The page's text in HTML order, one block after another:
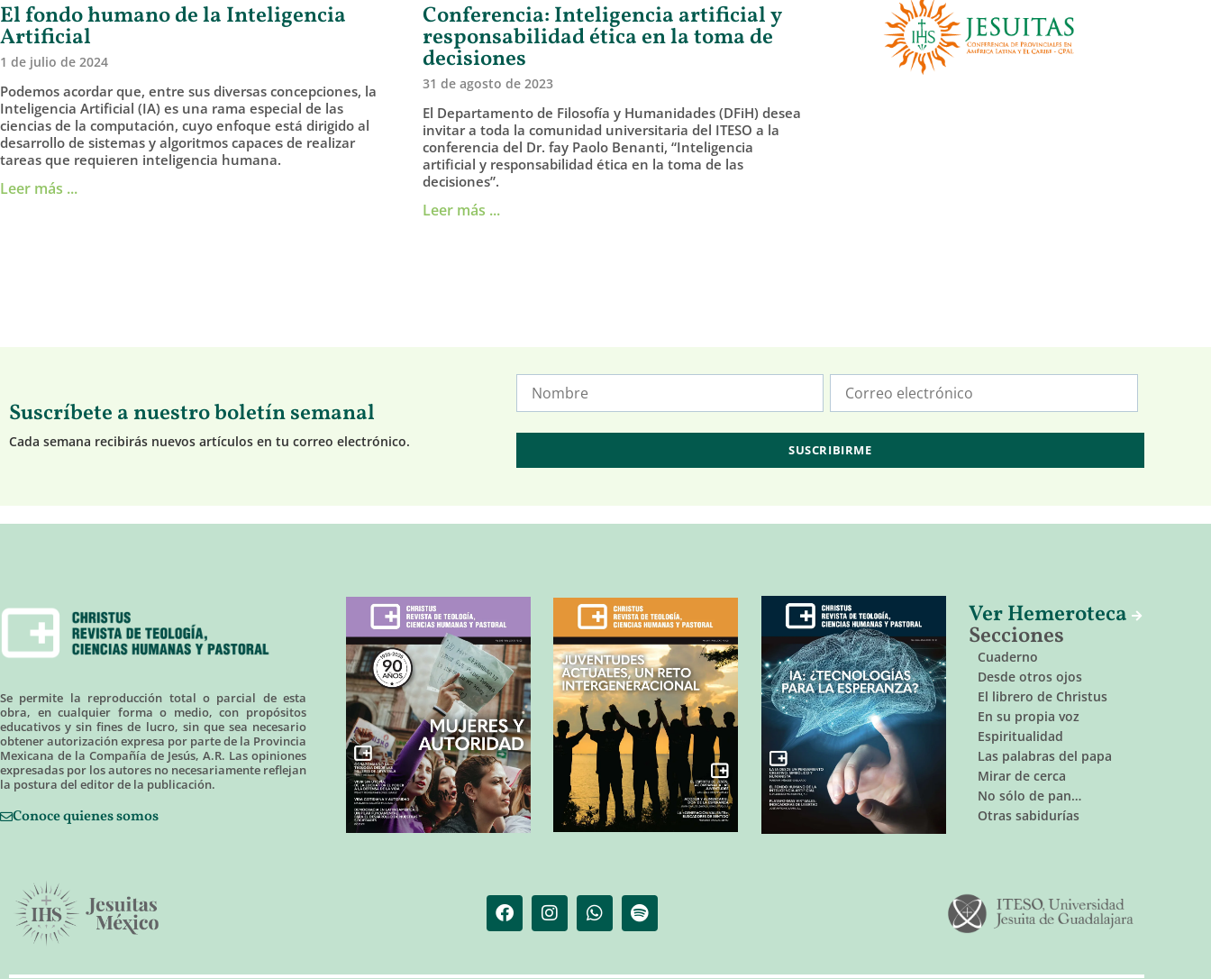
El fondo humano de la Inteligencia
Artificial
1 de julio de 2024
Podemos acordar que, entre sus diversas concepciones, la
Inteligencia Artificial (IA) es una rama especial de las
ciencias de la computación, cuyo enfoque está dirigido al
desarrollo de sistemas y algoritmos capaces de realizar
tareas que requieren inteligencia humana.
Leer más ...
Conferencia: Inteligencia artificial y
responsabilidad ética en la toma de
decisiones
31 de agosto de 2023
El Departamento de Filosofía y Humanidades (DFiH) desea
invitar a toda la comunidad universitaria del ITESO a la
conferencia del Dr. fay Paolo Benanti, “Inteligencia
artificial y responsabilidad ética en la toma de las
decisiones”.
Leer más ...
Suscríbete a nuestro boletín semanal
Cada semana recibirás nuevos artículos en tu correo electrónico.
Se permite la reproducción total o parcial de esta
obra, en cualquier forma o medio, con propósitos
educativos y sin fines de lucro, sin que sea necesario
obtener autorización expresa por parte de la Provincia
Mexicana de la Compañía de Jesús, A.R. Las opiniones
expresadas por los autores no necesariamente reflejan
la postura del editor de la publicación.
Conoce quienes somos
Ver Hemeroteca
Secciones
Cuaderno
Desde otros ojos
El librero de Christus
En su propia voz
Espiritualidad
Las palabras del papa
Mirar de cerca
No sólo de pan…
Otras sabidurías